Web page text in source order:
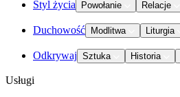
Styl życia Powołanie Relacje
Duchowość Modlitwa Liturgia
Odkrywaj Sztuka Historia
Usługi